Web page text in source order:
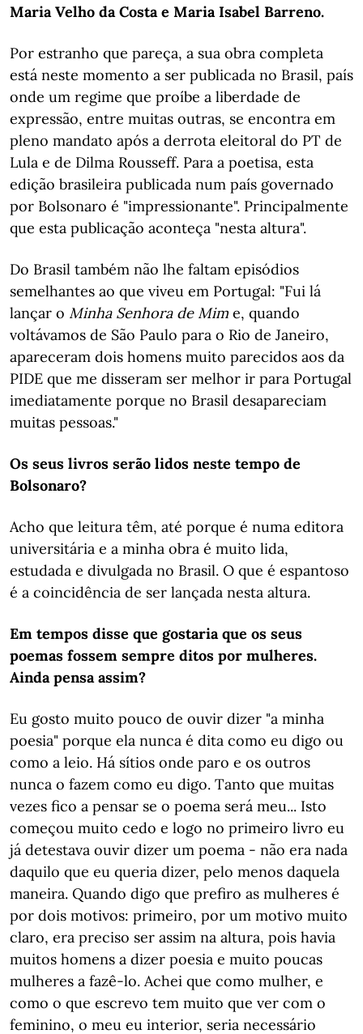
Maria Velho da Costa e Maria Isabel Barreno.
Por estranho que pareça, a sua obra completa
está neste momento a ser publicada no Brasil, país
onde um regime que proíbe a liberdade de
expressão, entre muitas outras, se encontra em
pleno mandato após a derrota eleitoral do PT de
Lula e de Dilma Rousseff. Para a poetisa, esta
edição brasileira publicada num país governado
por Bolsonaro é "impressionante". Principalmente
que esta publicação aconteça "nesta altura".
Do Brasil também não lhe faltam episódios
semelhantes ao que viveu em Portugal: "Fui lá
lançar o Minha Senhora de Mim e, quando
voltávamos de São Paulo para o Rio de Janeiro,
apareceram dois homens muito parecidos aos da
PIDE que me disseram ser melhor ir para Portugal
imediatamente porque no Brasil desapareciam
muitas pessoas."
Os seus livros serão lidos neste tempo de
Bolsonaro?
Acho que leitura têm, até porque é numa editora
universitária e a minha obra é muito lida,
estudada e divulgada no Brasil. O que é espantoso
é a coincidência de ser lançada nesta altura.
Em tempos disse que gostaria que os seus
poemas fossem sempre ditos por mulheres.
Ainda pensa assim?
Eu gosto muito pouco de ouvir dizer "a minha
poesia" porque ela nunca é dita como eu digo ou
como a leio. Há sítios onde paro e os outros
nunca o fazem como eu digo. Tanto que muitas
vezes fico a pensar se o poema será meu... Isto
começou muito cedo e logo no primeiro livro eu
já detestava ouvir dizer um poema - não era nada
daquilo que eu queria dizer, pelo menos daquela
maneira. Quando digo que prefiro as mulheres é
por dois motivos: primeiro, por um motivo muito
claro, era preciso ser assim na altura, pois havia
muitos homens a dizer poesia e muito poucas
mulheres a fazê-lo. Achei que como mulher, e
como o que escrevo tem muito que ver com o
feminino, o meu eu interior, seria necessário